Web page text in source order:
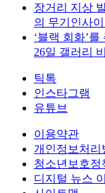
장거리 지상
의 무기인사
‘블랙 회화’
26일 갤러리
틱톡
인스타그램
유튜브
이용약관
개인정보처리
청소년보호정
디지털 뉴스